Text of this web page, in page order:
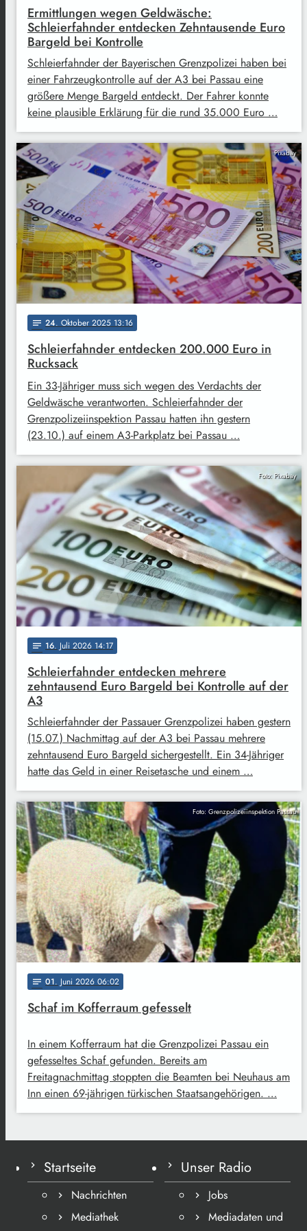
Ermittlungen wegen Geldwäsche:
Schleierfahnder entdecken Zehntausende Euro
Bargeld bei Kontrolle
Schleierfahnder der Bayerischen Grenzpolizei haben bei
einer Fahrzeugkontrolle auf der A3 bei Passau eine
größere Menge Bargeld entdeckt. Der Fahrer konnte
keine plausible Erklärung für die rund 35.000 Euro …
Pixabay
notes 24. Oktober 2025 13:16
Schleierfahnder entdecken 200.000 Euro in
Rucksack
Ein 33-Jähriger muss sich wegen des Verdachts der
Geldwäsche verantworten. Schleierfahnder der
Grenzpolizeiinspektion Passau hatten ihn gestern
(23.10.) auf einem A3-Parkplatz bei Passau …
Foto: Pixabay
notes 16. Juli 2026 14:17
Schleierfahnder entdecken mehrere
zehntausend Euro Bargeld bei Kontrolle auf der
A3
Schleierfahnder der Passauer Grenzpolizei haben gestern
(15.07.) Nachmittag auf der A3 bei Passau mehrere
zehntausend Euro Bargeld sichergestellt. Ein 34-Jähriger
hatte das Geld in einer Reisetasche und einem …
Foto: Grenzpolizeiinspektion Passau
notes 01. Juni 2026 06:02
Schaf im Kofferraum gefesselt
In einem Kofferraum hat die Grenzpolizei Passau ein
gefesseltes Schaf gefunden. Bereits am
Freitagnachmittag stoppten die Beamten bei Neuhaus am
Inn einen 69-jährigen türkischen Staatsangehörigen. …
Startseite
Nachrichten
Mediathek
Unser Radio
Jobs
Mediadaten und